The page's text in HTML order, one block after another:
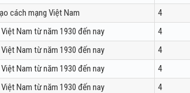
cách mạng Việt Nam 4
Nam từ năm 1930 đến nay 4
Nam từ năm 1930 đến nay 4
Nam từ năm 1930 đến nay 4
Nam từ năm 1930 đến nay 4